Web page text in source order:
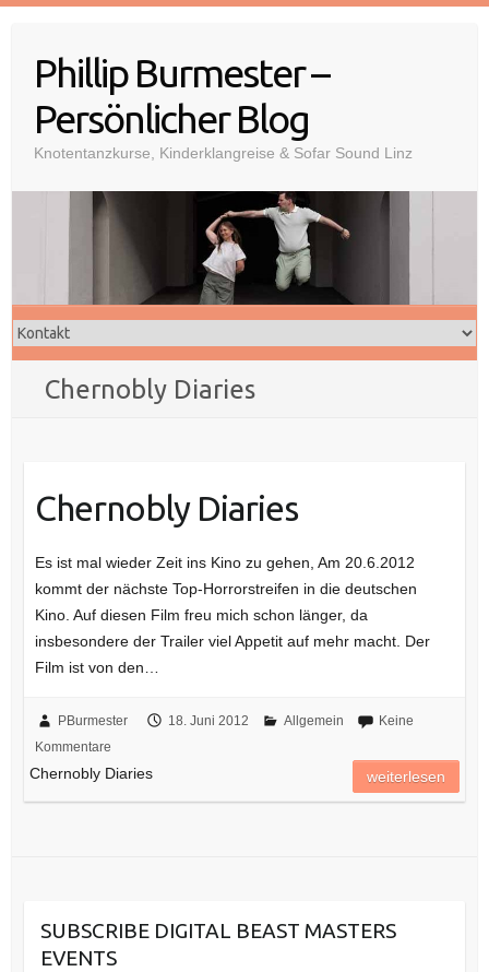
contentPhillip Burmester –
Persönlicher Blog
Knotentanzkurse, Kinderklangreise & Sofar Sound Linz
Chernobly Diaries
Chernobly Diaries
Es ist mal wieder Zeit ins Kino zu gehen, Am 20.6.2012
kommt der nächste Top-Horrorstreifen in die deutschen
Kino. Auf diesen Film freu mich schon länger, da
insbesondere der Trailer viel Appetit auf mehr macht. Der
Film ist von den…
PBurmester 18. Juni 2012 Allgemein
Keine
Kommentare
Chernobly Diaries weiterlesen
SUBSCRIBE DIGITAL BEAST MASTERS
EVENTS